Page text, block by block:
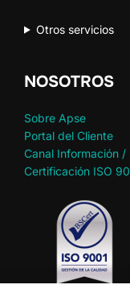
Otros servicios
NOSOTROS
Sobre Apse
Portal del Cliente
Canal Información /
Certificación ISO